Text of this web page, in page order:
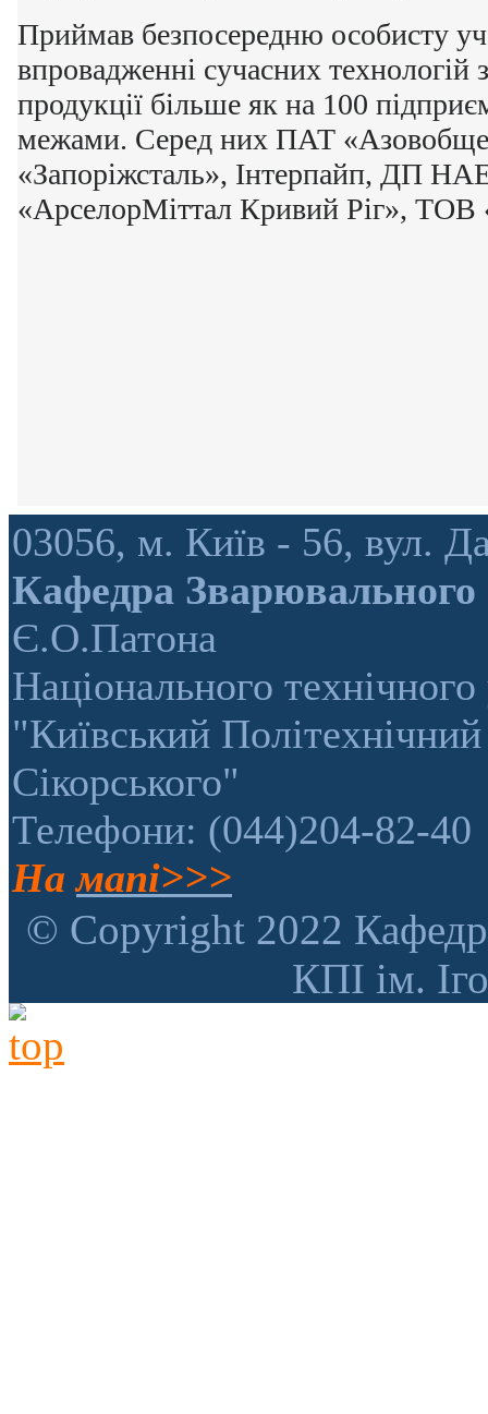
Приймав безпосередню особисту
впровадженні сучасних технологій
продукції більше як на 100
межами. Серед них ПАТ
«Запоріжсталь», Інтерпайп, ДП
«АрселорМіттал Кривий Ріг», ТОВ
03056, м. Київ - 56, вул.
Кафедра
Є.О.Патона
Національного
"Київський Політехнічний
Сікорського"
Телефони: (044)204-82-40
Намапі>>>
© Copyright 2022
КПІ ім.